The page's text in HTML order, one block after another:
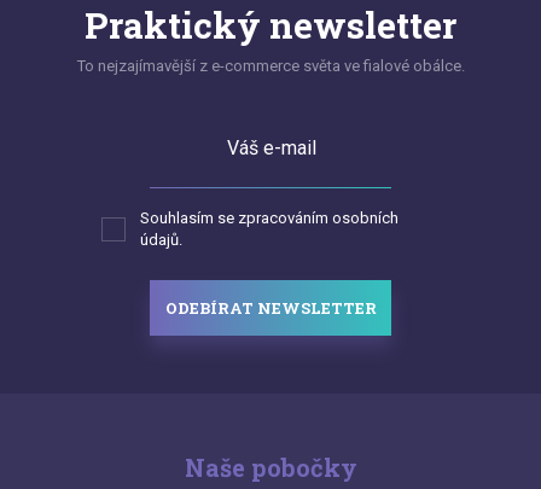
Praktický newsletter
To nejzajímavější z e-commerce světa ve fialové obálce.
Váš e-mail
Souhlasím se zpracováním osobních
údajů.
ODEBÍRAT NEWSLETTER
Naše pobočky